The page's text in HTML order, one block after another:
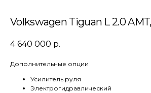
Volkswagen Tiguan L 2.0
4 640 000 р.
Дополнительные опции
Усилитель руля
Электрогидравлический